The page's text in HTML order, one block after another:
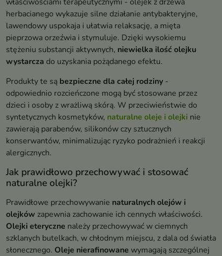
herbacianego wykazuje silne działanie antybakteryjne,
lawendowy uspokaja i ułatwia relaksację, a mięta
pieprzowa orzeźwia i stymuluje. Dzięki wysokiemu
stężeniu substancji aktywnych, niewielka ilość olejku
wystarcza do uzyskania pożądanego efektu.
Produkty te są bezpieczne dla całej rodziny -
odpowiednio rozcieńczone mogą być stosowane przez
dzieci i osoby z wrażliwą skórą. W przeciwieństwie do
syntetycznych kosmetyków, naturalne oleje i olejki nie
zawierają parabenów, silikonów czy sztucznych
konserwantów, minimalizując ryzyko podrażnień i reakcji
alergicznych.
Jak prawidłowo przechowywać i stosować
naturalne olejki?
Prawidłowe przechowywanie naturalnych olejów i
olejków zapewnia zachowanie ich cennych właściwości.
Olejki eteryczne należy przechowywać w ciemnych
szklanych butelkach, w chłodnym miejscu, z dala od światła
słonecznego. Oleje nierafinowane wymagają szczególnej